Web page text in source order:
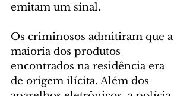
emitam um sinal.
Os criminosos admitiram que a
maioria dos produtos
encontrados na residência era
de origem ilícita. Além dos